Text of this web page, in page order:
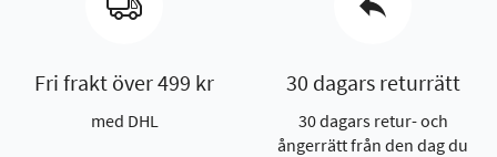
Fri frakt över 499 kr
med DHL
30 dagars returrätt
30 dagars retur- och
ångerrätt från den dag du